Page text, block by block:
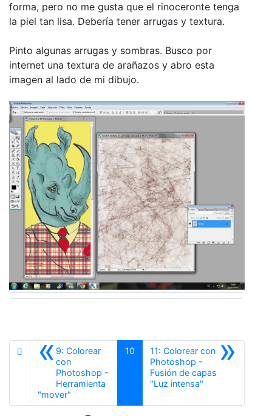
forma, pero no me gusta que el rinoceronte tenga
la piel tan lisa. Debería tener arrugas y textura.
Pinto algunas arrugas y sombras. Busco por
internet una textura de arañazos y abro esta
imagen al lado de mi dibujo.
«9: Colorear
con
Photoshop -
Herramienta
"mover"
10 »
11: Colorear con
Photoshop -
Fusión de capas
"Luz intensa"Siguiente